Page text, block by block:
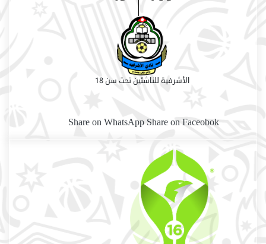
الأشرفية للناشئين تحت سن 18
Share on WhatsApp Share on Faceobok